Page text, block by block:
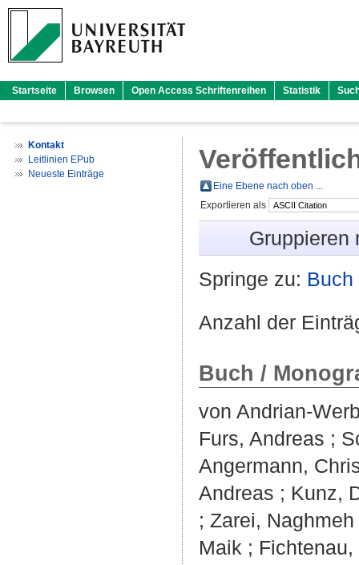
Startseite Browsen Open Access Schriftenreihen Statistik
Kontakt
Leitlinien EPub
Neueste Einträge
Eine Ebene nach oben ...
Exportieren als
Gruppieren
Springe zu:
Anzahl der
Buch /
von Andrian-
Furs, Andreas ;
Angermann,
Andreas ; Kunz,
; Zarei, Naghmeh
Maik ;